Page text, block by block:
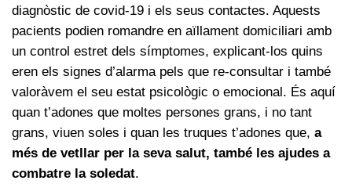
diagnòstic de covid-19 i els seus contactes. Aquests
pacients podien romandre en aïllament domiciliari amb
un control estret dels símptomes, explicant-los quins
eren els signes d’alarma pels que re-consultar i també
valoràvem el seu estat psicològic o emocional. És aquí
quan t’adones que moltes persones grans, i no tant
grans, viuen soles i quan les truques t’adones que, a
més de vetllar per la seva salut, també les ajudes a
combatre la soledat.